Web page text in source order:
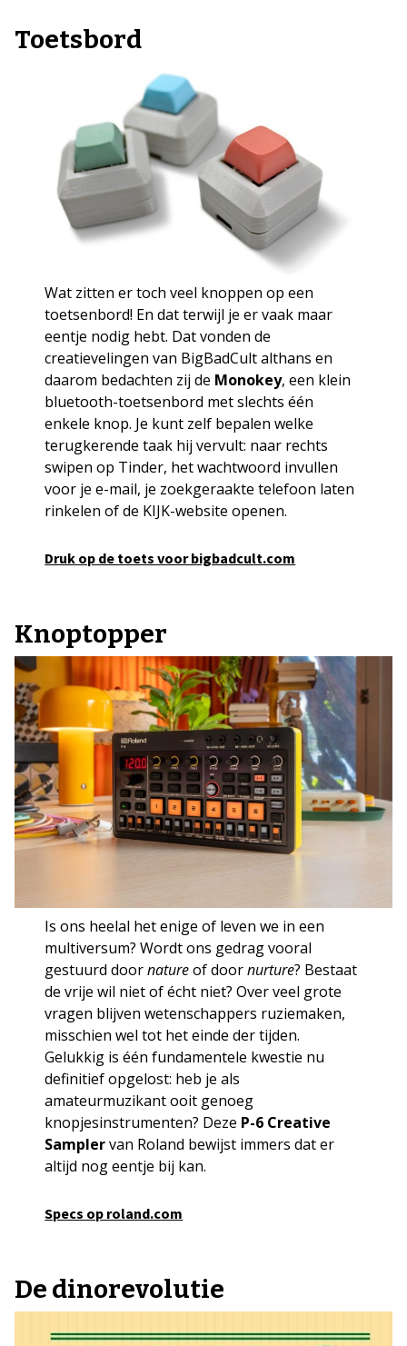
Toetsbord
Wat zitten er toch veel knoppen op een
toetsenbord! En dat terwijl je er vaak maar
eentje nodig hebt. Dat vonden de
creatievelingen van BigBadCult althans en
daarom bedachten zij de Monokey, een klein
bluetooth-toetsenbord met slechts één
enkele knop. Je kunt zelf bepalen welke
terugkerende taak hij vervult: naar rechts
swipen op Tinder, het wachtwoord invullen
voor je e-mail, je zoekgeraakte telefoon laten
rinkelen of de KIJK-website openen.
Druk op de toets voor bigbadcult.com
Knoptopper
Is ons heelal het enige of leven we in een
multiversum? Wordt ons gedrag vooral
gestuurd doornatureof doornurture? Bestaat
de vrije wil niet of écht niet? Over veel grote
vragen blijven wetenschappers ruziemaken,
misschien wel tot het einde der tijden.
Gelukkig is één fundamentele kwestie nu
definitief opgelost: heb je als
amateurmuzikant ooit genoeg
knopjesinstrumenten? Deze P-6 Creative
Samplervan Roland bewijst immers dat er
altijd nog eentje bij kan.
Specs op roland.com
De dinorevolutie